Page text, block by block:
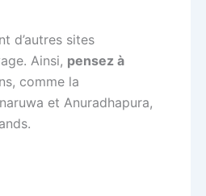
d’autres sites
Ainsi, pensez à
comme la
et Anuradhapura,